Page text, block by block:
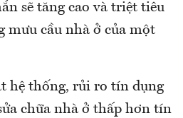
sẽ tăng cao và triệt tiêu
mưu cầu nhà ở của một
hệ thống, rủi ro tín dụng
chữa nhà ở thấp hơn tín